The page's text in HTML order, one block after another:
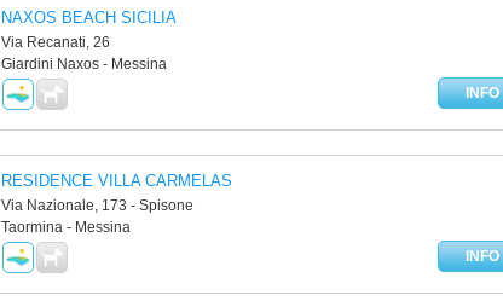
NAXOS BEACH SICILIA
Via Recanati, 26
Giardini Naxos - Messina
INFO
RESIDENCE VILLA CARMELAS
Via Nazionale, 173 - Spisone
Taormina - Messina
INFO